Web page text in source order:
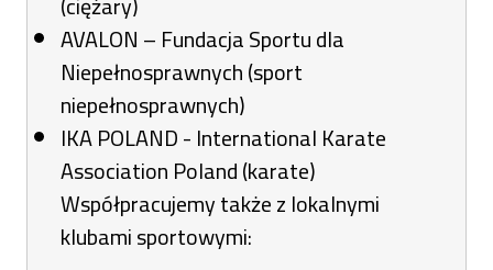
AVALON – Fundacja Sportu dla
Niepełnosprawnych (sport
niepełnosprawnych)
IKA POLAND - International Karate
Association Poland (karate)
Współpracujemy także z lokalnymi
klubami sportowymi: